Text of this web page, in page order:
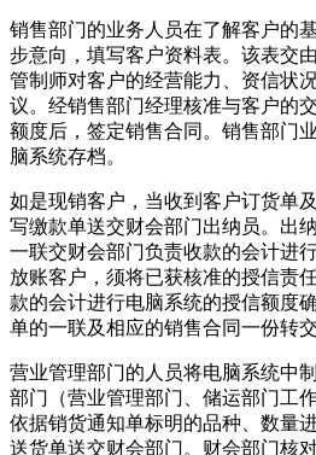
销售部门的业务人员在了解客户的
步意向，填写客户资料表。该表交
管制师对客户的经营能力、资信状
议。经销售部门经理核准与客户的
额度后，签定销售合同。销售部门
脑系统存档。
如是现销客户，当收到客户订货单
写缴款单送交财会部门出纳员。出
一联交财会部门负责收款的会计进
放账客户，须将已获核准的授信责
款的会计进行电脑系统的授信额度
单的一联及相应的销售合同一份转
营业管理部门的人员将电脑系统中
部门（营业管理部门、储运部门工
依据销货通知单标明的品种、数量
送货单送交财会部门。财会部门核